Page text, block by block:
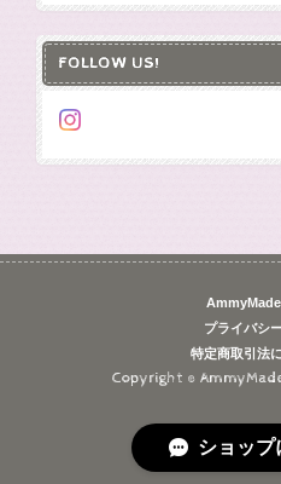
FOLLOW US!
プライバシ
特定商取引法
Copyright ©
ショップ